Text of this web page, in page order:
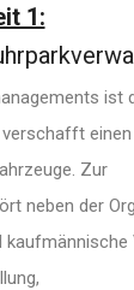
1:
ist
einen
Zur
neben der